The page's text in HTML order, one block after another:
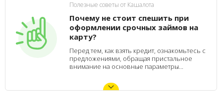
Полезные советы от Кашалота
Почему не стоит спешить при
оформлении срочных займов на
карту?
Перед тем, как взять кредит, ознакомьтесь с
предложениями, обращая пристальное
внимание на основные параметры...